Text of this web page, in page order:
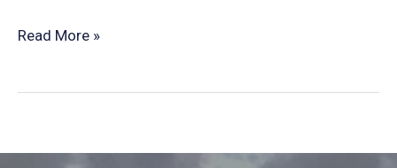
Read More »